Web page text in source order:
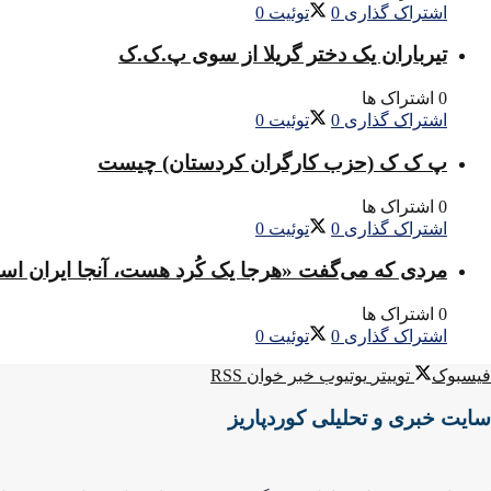
اشتراک گذاری 0 توئیت 0
تیرباران یک دختر گریلا از سوی پ.ک.ک
0 اشتراک ها
اشتراک گذاری 0 توئیت 0
پ ک ک (حزب کارگران کردستان) چیست
0 اشتراک ها
اشتراک گذاری 0 توئیت 0
مردی که می‌گفت «هرجا یک کُرد هست، آنجا ایران
0 اشتراک ها
اشتراک گذاری 0 توئیت 0
فیسبوک توییتر یوتیوب خبر خوان RSS
سایت خبری و تحلیلی کوردپاریز